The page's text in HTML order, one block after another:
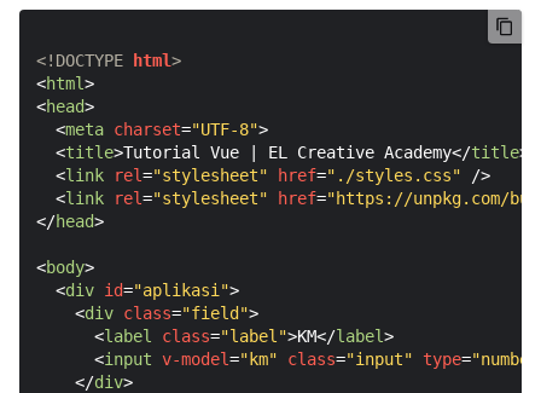
<!DOCTYPE html>
<html>
<head>
<meta charset="UTF-8">
<title>Tutorial Vue | EL Creative Academy</title>
<link rel="stylesheet" href="./styles.css" />
<link rel="stylesheet" href="https://unpkg.com/
</head>
<body>
<div id="aplikasi">
<div class="field">
<label class="label">KM</label>
<input v-model="km" class="input" type=
</div>